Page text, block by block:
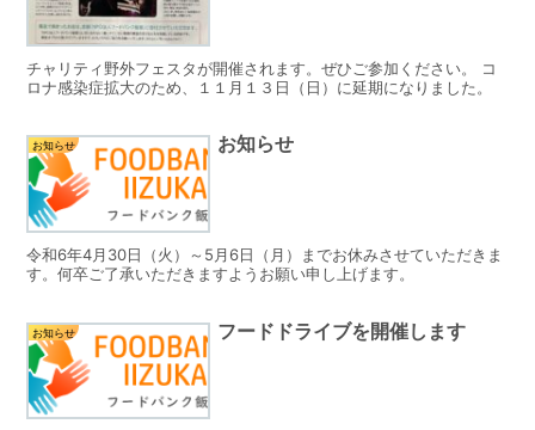
チャリティ野外フェスタが開催されます。ぜひご参加ください。 コ
ロナ感染症拡大のため、１１月１３日（日）に延期になりました。
お知らせ お知らせ
令和6年4月30日（火）～5月6日（月）までお休みさせていただきま
す。何卒ご了承いただきますようお願い申し上げます。
お知らせ フードドライブを開催します